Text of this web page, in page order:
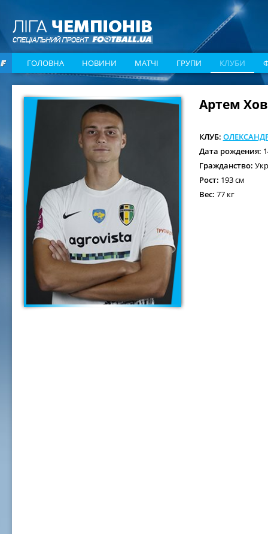
ГОЛОВНА НОВИНИ МАТЧІ ГРУПИ КЛУБИ
Артем
КЛУБ:
Дата рождения:
Гражданство:
Рост: 193 см
Вес: 77 кг